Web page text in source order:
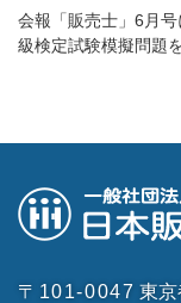
会報「販売士」6月
級検定試験模擬問題
〒101-0047 東京